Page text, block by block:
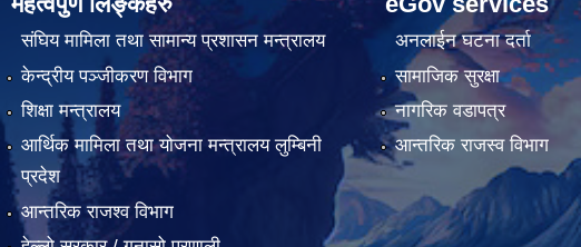
संघिय मामिला तथा सामान्य प्रशासन मन्त्रालय
केन्द्रीय पञ्जीकरण विभाग
शिक्षा मन्त्रालय
आर्थिक मामिला तथा योजना मन्त्रालय लुम्बिनी
प्रदेश
आन्तरिक राजश्व विभाग
अनलाईन घटना दर्ता
सामाजिक सुरक्षा
नागरिक वडापत्र
आन्तरिक राजस्व विभाग